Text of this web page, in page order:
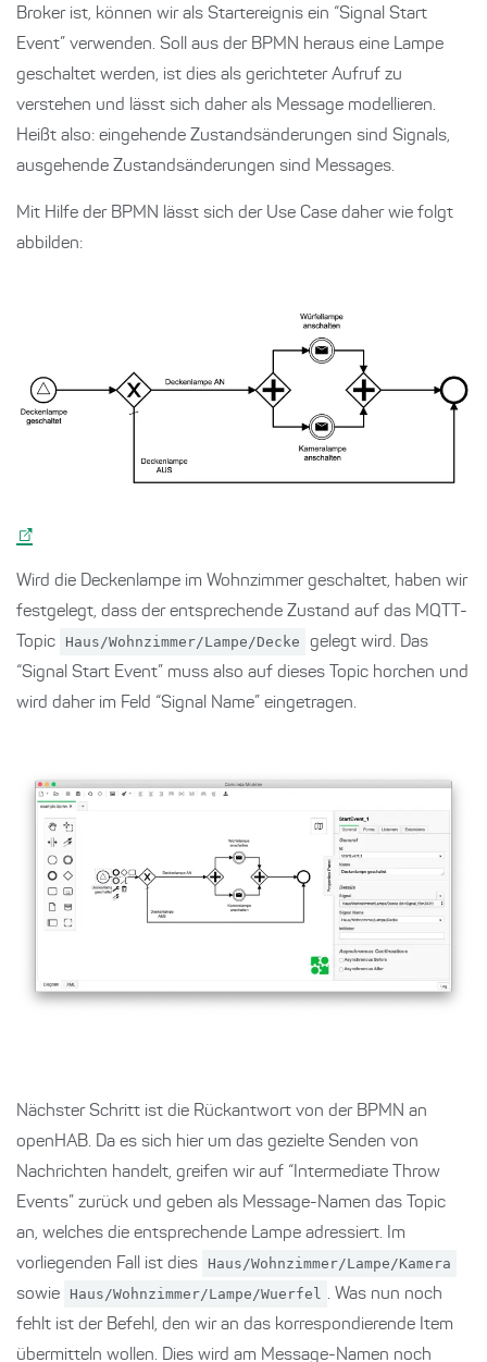
Broker ist, können wir als Startereignis ein “Signal Start
Event” verwenden. Soll aus der BPMN heraus eine Lampe
geschaltet werden, ist dies als gerichteter Aufruf zu
verstehen und lässt sich daher als Message modellieren.
Heißt also: eingehende Zustandsänderungen sind Signals,
ausgehende Zustandsänderungen sind Messages.
Mit Hilfe der BPMN lässt sich der Use Case daher wie folgt
abbilden:
Wird die Deckenlampe im Wohnzimmer geschaltet, haben wir
festgelegt, dass der entsprechende Zustand auf das MQTT-
Topic
Haus/Wohnzimmer/Lampe/Decke
gelegt wird. Das
“Signal Start Event” muss also auf dieses Topic horchen und
wird daher im Feld “Signal Name” eingetragen.
Nächster Schritt ist die Rückantwort von der BPMN an
openHAB. Da es sich hier um das gezielte Senden von
Nachrichten handelt, greifen wir auf “Intermediate Throw
Events” zurück und geben als Message-Namen das Topic
an, welches die entsprechende Lampe adressiert. Im
vorliegenden Fall ist dies
Haus/Wohnzimmer/Lampe/Kamera
sowie Haus/Wohnzimmer/Lampe/Wuerfel . Was nun noch
fehlt ist der Befehl, den wir an das korrespondierende Item
übermitteln wollen. Dies wird am Message-Namen noch